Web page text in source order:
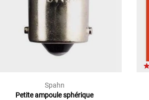
Spahn
Petite ampoule sphérique